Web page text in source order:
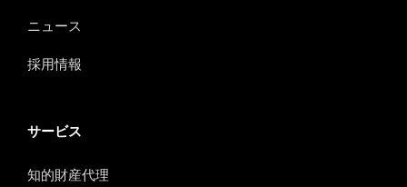
ニュース
採用情報
サービス
知的財産代理